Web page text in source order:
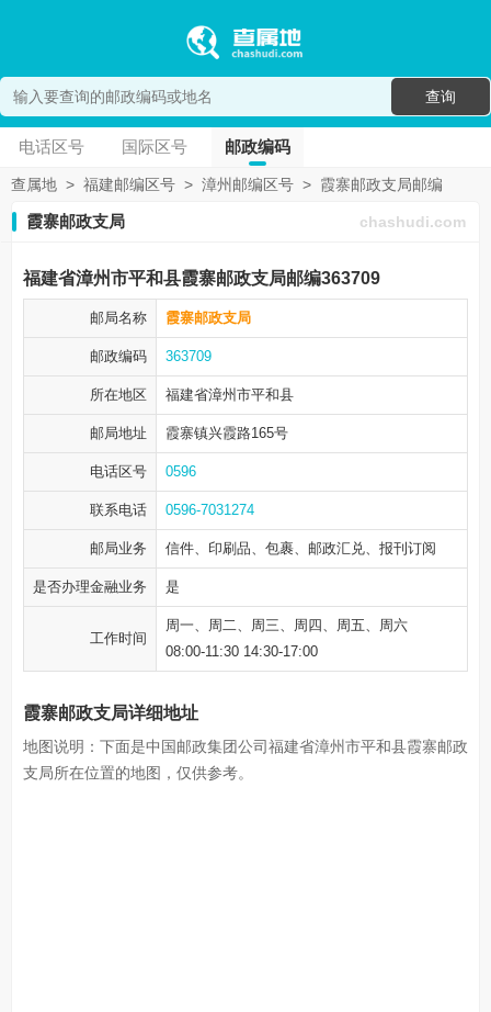
查询
电话区号 国际区号 邮政编码
查属地 > 福建邮编区号 > 漳州邮编区号 > 霞寨邮政支局邮编
霞寨邮政支局 chashudi.com
福建省漳州市平和县霞寨邮政支局邮编363709
邮局名称 霞寨邮政支局
邮政编码 363709
所在地区 福建省漳州市平和县
邮局地址 霞寨镇兴霞路165号
电话区号 0596
联系电话 0596-7031274
邮局业务 信件、印刷品、包裹、邮政汇兑、报刊订阅
是否办理金融业务 是
工作时间
周一、周二、周三、周四、周五、周六
08:00-11:30 14:30-17:00
霞寨邮政支局详细地址
地图说明：下面是中国邮政集团公司福建省漳州市平和县霞寨邮政
支局所在位置的地图，仅供参考。